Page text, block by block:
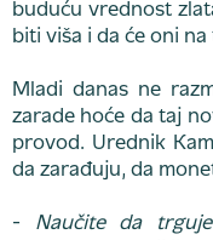
buduću vrednost
biti viša i da će oni
Mladi danas ne
zarade hoće da taj
provod. Urednik
da zarađuju, da
- Naučite da